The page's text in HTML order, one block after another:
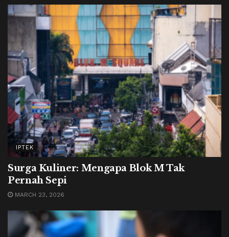
IPTEK
Surga Kuliner: Mengapa Blok M Tak
Pernah Sepi
MARCH 23, 2026